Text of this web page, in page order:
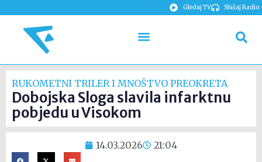
Gledaj TV Slušaj Radio
RUKOMETNI TRILER I MNOŠTVO PREOKRETA
Dobojska Sloga slavila infarktnu
pobjedu u Visokom
14.03.2026 21:04